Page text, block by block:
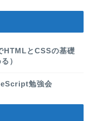
HTMLとCSSの基礎
）
勉強会